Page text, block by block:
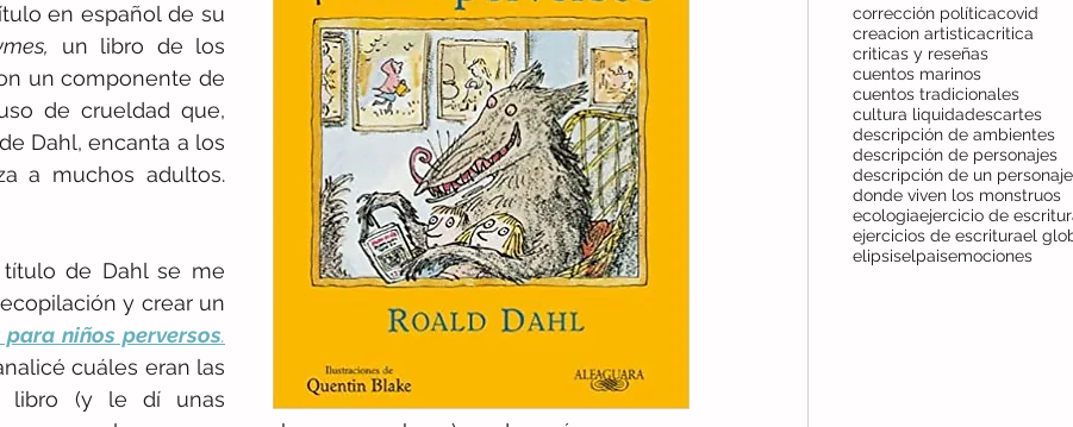
en español de su
un libro de los
un componente de
de crueldad que,
Dahl, encanta a los
a muchos adultos.
de Dahl se me
niños perversos.
cuáles eran las
libro (y le dí unas
corrección políticacovid
creacion artisticacritica
criticas y reseñas
cuentos marinos
cuentos tradicionales
cultura liquidadescartes
descripción de ambientes
descripción de personajes
descripción de un personaje
donde viven los monstruos
ecologiaejercicio de
ejercicios de escriturael
elipsiselpaisemociones